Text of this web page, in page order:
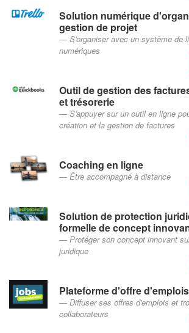
Solution numérique
gestion de projet
S'organiser avec un système de
numériques
Outil de gestion des
et trésorerie
S'appuyer sur un outil en ligne
création et la gestion de factures
Coaching en ligne
Être accompagné à distance
Solution de protection
formelle de concept
Protéger son concept innovant
juridique
Plateforme d'offre
Diffuser ses offres d'emplois et
collaborateurs